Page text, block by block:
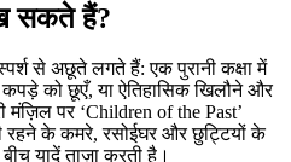
सकते हैं?
से अछूते लगते हैं: एक पुरानी कक्षा में
को छूएँ, या ऐतिहासिक खिलौने और
पर ‘Children of the Past’
रहने के कमरे, रसोईघर और छुट्टियों के
यादें ताज़ा करती है।